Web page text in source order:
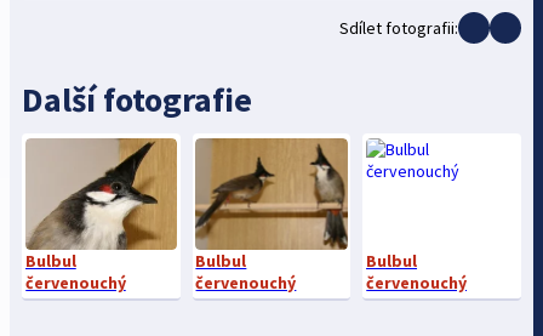
Sdílet fotografii:
Další fotografie
Bulbul
červenouchý
Bulbul
červenouchý
Bulbul
červenouchý